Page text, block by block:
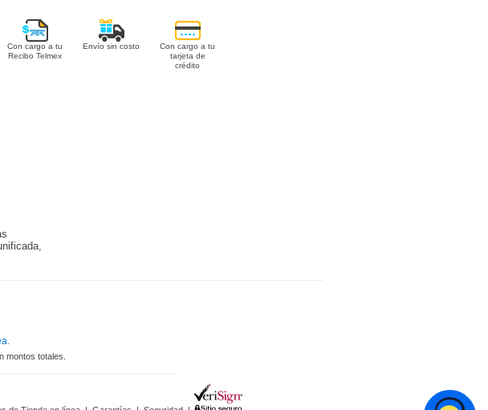
Con cargo a tu
Recibo Telmex
Envío sin costo
Con cargo a tu
tarjeta de
crédito
montos totales.